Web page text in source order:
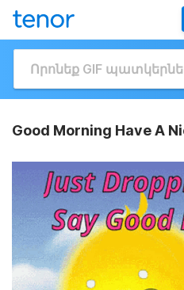
Good Morning Have A